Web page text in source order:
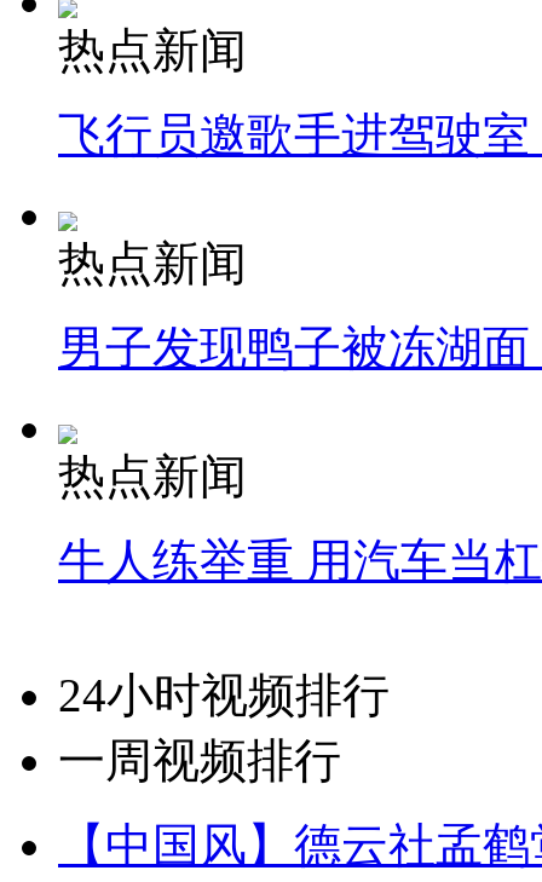
热点新闻
飞行员邀歌手进驾驶
热点新闻
男子发现鸭子被冻湖
热点新闻
牛人练举重 用汽车当
24小时视频排行
一周视频排行
【中国风】德云社孟